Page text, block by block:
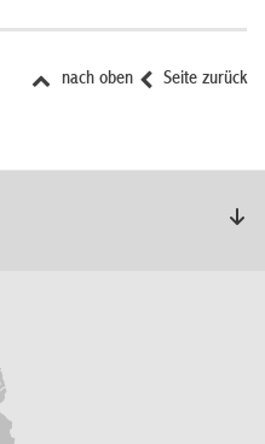
Seite zurück
nach oben